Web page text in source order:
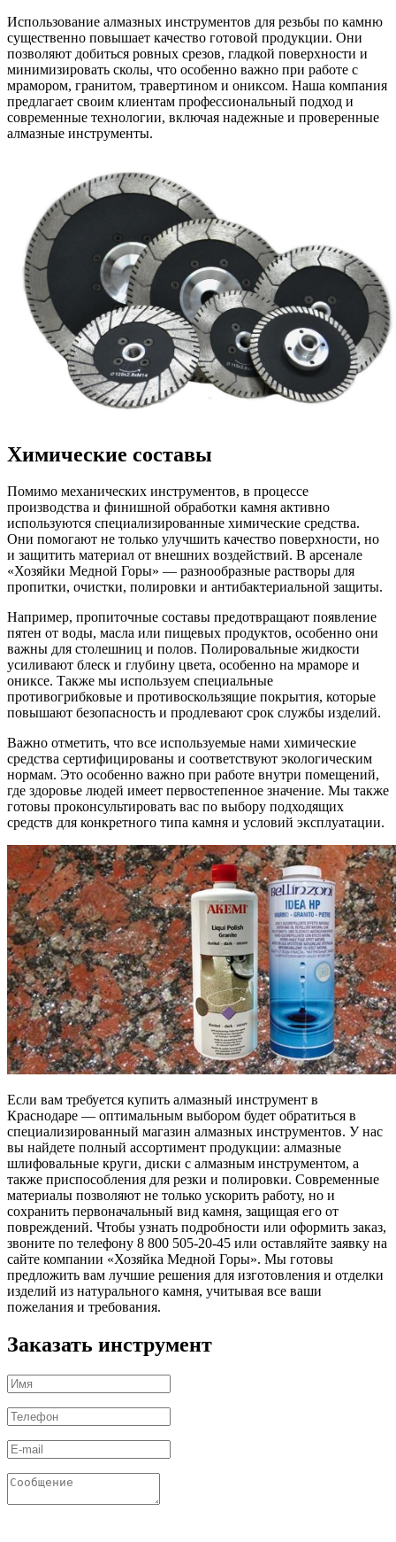
Использование алмазных инструментов для резьбы по камню
существенно повышает качество готовой продукции. Они
позволяют добиться ровных срезов, гладкой поверхности и
минимизировать сколы, что особенно важно при работе с
мрамором, гранитом, травертином и ониксом. Наша компания
предлагает своим клиентам профессиональный подход и
современные технологии, включая надежные и проверенные
алмазные инструменты.
Химические составы
Помимо механических инструментов, в процессе
производства и финишной обработки камня активно
используются специализированные химические средства.
Они помогают не только улучшить качество поверхности, но
и защитить материал от внешних воздействий. В арсенале
«Хозяйки Медной Горы» — разнообразные растворы для
пропитки, очистки, полировки и антибактериальной защиты.
Например, пропиточные составы предотвращают появление
пятен от воды, масла или пищевых продуктов, особенно они
важны для столешниц и полов. Полировальные жидкости
усиливают блеск и глубину цвета, особенно на мраморе и
ониксе. Также мы используем специальные
противогрибковые и противоскользящие покрытия, которые
повышают безопасность и продлевают срок службы изделий.
Важно отметить, что все используемые нами химические
средства сертифицированы и соответствуют экологическим
нормам. Это особенно важно при работе внутри помещений,
где здоровье людей имеет первостепенное значение. Мы также
готовы проконсультировать вас по выбору подходящих
средств для конкретного типа камня и условий эксплуатации.
Если вам требуется купить алмазный инструмент в
Краснодаре — оптимальным выбором будет обратиться в
специализированный магазин алмазных инструментов. У нас
вы найдете полный ассортимент продукции: алмазные
шлифовальные круги, диски с алмазным инструментом, а
также приспособления для резки и полировки. Современные
материалы позволяют не только ускорить работу, но и
сохранить первоначальный вид камня, защищая его от
повреждений. Чтобы узнать подробности или оформить заказ,
звоните по телефону 8 800 505-20-45 или оставляйте заявку на
сайте компании «Хозяйка Медной Горы». Мы готовы
предложить вам лучшие решения для изготовления и отделки
изделий из натурального камня, учитывая все ваши
пожелания и требования.
Заказать инструмент